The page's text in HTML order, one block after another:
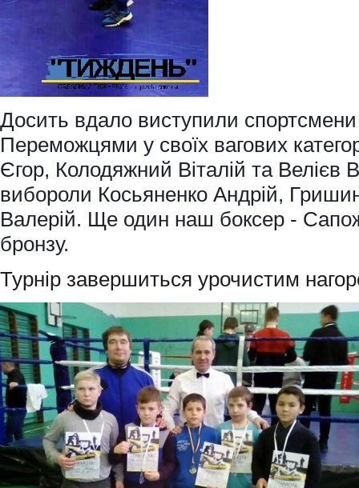
Досить вдало виступили
Переможцями у своїх вагових
Єгор, Колодяжний Віталій та Велієв
вибороли Косьяненко Андрій,
Валерій. Ще один наш боксер -
бронзу.
Турнір завершиться урочистим